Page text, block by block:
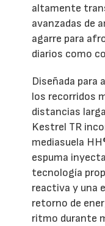
altamente
avanzadas de
agarre para
diarios como
Diseñada para
los recorridos
distancias
Kestrel TR
mediasuela
espuma
tecnología
reactiva y una
retorno de
ritmo durante